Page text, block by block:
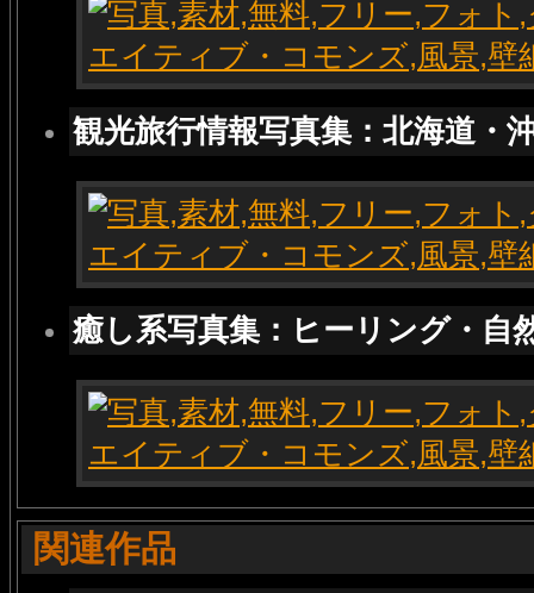
観光旅行情報写真集：北海道・
癒し系写真集：ヒーリング・自
関連作品